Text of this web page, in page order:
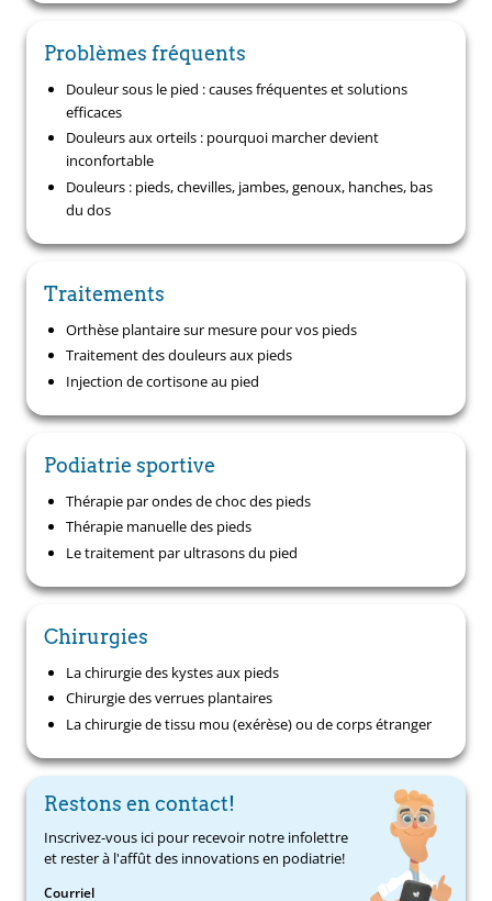
Problèmes fréquents
Douleur sous le pied : causes fréquentes et solutions
efficaces
Douleurs aux orteils : pourquoi marcher devient
inconfortable
Douleurs : pieds, chevilles, jambes, genoux, hanches, bas
du dos
Traitements
Orthèse plantaire sur mesure pour vos pieds
Traitement des douleurs aux pieds
Injection de cortisone au pied
Podiatrie sportive
Thérapie par ondes de choc des pieds
Thérapie manuelle des pieds
Le traitement par ultrasons du pied
Chirurgies
La chirurgie des kystes aux pieds
Chirurgie des verrues plantaires
La chirurgie de tissu mou (exérèse) ou de corps étranger
Restons en contact!
Inscrivez-vous ici pour recevoir notre infolettre
et rester à l'affût des innovations en podiatrie!
Courriel